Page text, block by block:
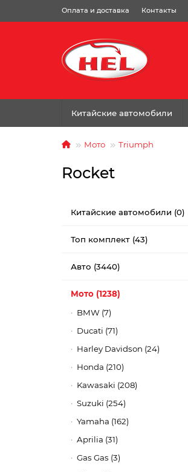
Оплата и доставка Контакты
Китайские автомобили
Мото Triumph
Rocket
Китайские автомобили (0)
Топ комплект (43)
Авто (3440)
Мото (1238)
BMW (7)
Ducati (71)
Harley Davidson (24)
Honda (210)
Kawasaki (208)
Suzuki (254)
Yamaha (162)
Aprilia (31)
Gas Gas (3)